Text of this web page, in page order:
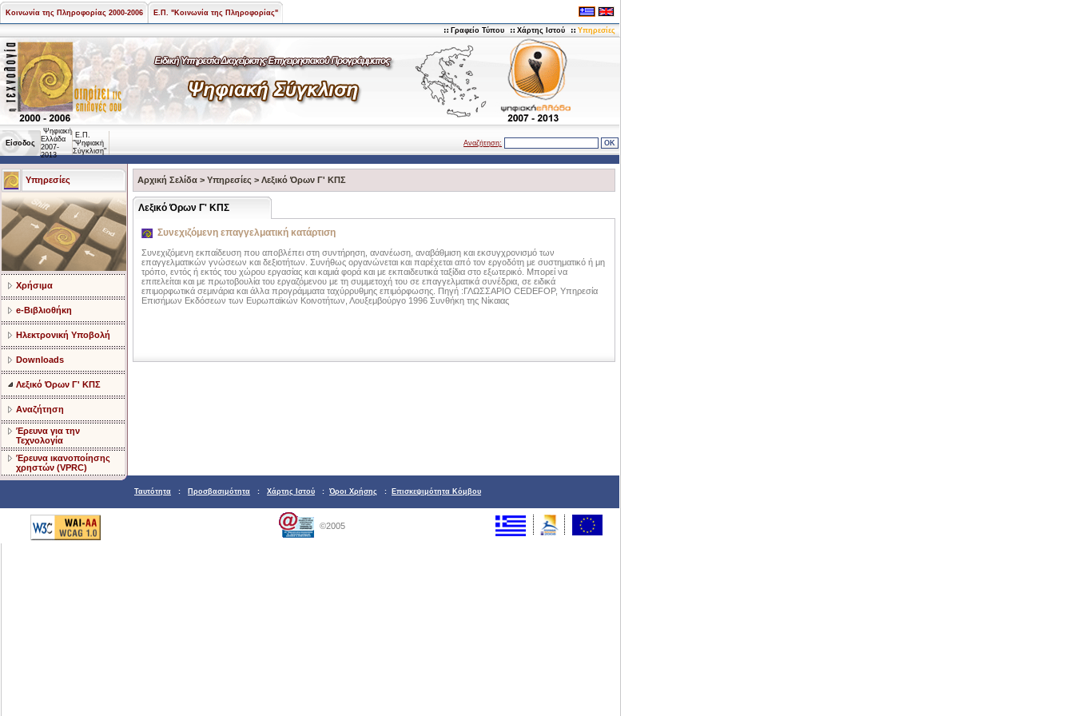
Κοινωνία της Πληροφορίας 2000-2006 Ε.Π. "Κοινωνία της Πληροφορίας"
Γραφείο Τύπου Χάρτης Ιστού Υπηρεσίες
Είσοδος
Ψηφιακή
Ελλάδα
2007-
2013
Ε.Π.
"Ψηφιακή
Σύγκλιση"
Αναζήτηση:
Υπηρεσίες
Χρήσιμα
e-Βιβλιοθήκη
Ηλεκτρονική Υποβολή
Downloads
Λεξικό Όρων Γ' ΚΠΣ
Αναζήτηση
Έρευνα για την
Τεχνολογία
Έρευνα ικανοποίησης
χρηστών (VPRC)
Αρχική Σελίδα > Υπηρεσίες > Λεξικό Όρων Γ' ΚΠΣ
Λεξικό Όρων Γ' ΚΠΣ
Συνεχιζόμενη επαγγελματική κατάρτιση
Συνεχιζόμενη εκπαίδευση που αποβλέπει στη συντήρηση, ανανέωση, αναβάθμιση και εκσυγχρονισμό των
επαγγελματικών γνώσεων και δεξιοτήτων. Συνήθως οργανώνεται και παρέχεται από τον εργοδότη με συστηματικό ή μη
τρόπο, εντός ή εκτός του χώρου εργασίας και καμιά φορά και με εκπαιδευτικά ταξίδια στο εξωτερικό. Μπορεί να
επιτελείται και με πρωτοβουλία του εργαζόμενου με τη συμμετοχή του σε επαγγελματικά συνέδρια, σε ειδικά
επιμορφωτικά σεμινάρια και άλλα προγράμματα ταχύρρυθμης επιμόρφωσης. Πηγή :ΓΛΩΣΣAPIO CEDEFOP, Υπηρεσία
Επισήμων Εκδόσεων των Ευρωπαϊκών Κοινοτήτων, Λουξεμβούργο 1996 Συνθήκη της Νίκαιας
Ταυτότητα : Προσβασιμότητα : Χάρτης Ιστού : Όροι Χρήσης : Επισκεψιμότητα Κόμβου
©2005